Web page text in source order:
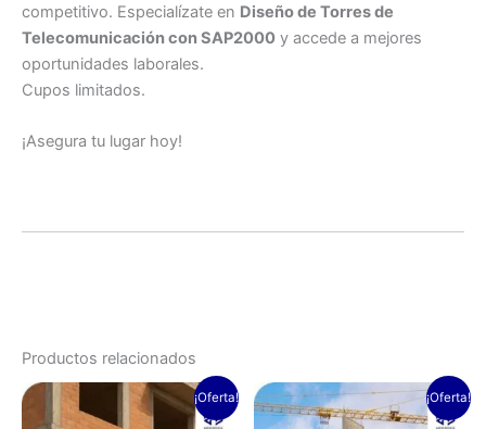
competitivo. Especialízate en Diseño de Torres de
Telecomunicación con SAP2000 y accede a mejores
oportunidades laborales.
Cupos limitados.
¡Asegura tu lugar hoy!
Productos relacionados
¡Oferta!
El
precio
Este
producto
¡Oferta!
El
precio
El
precio